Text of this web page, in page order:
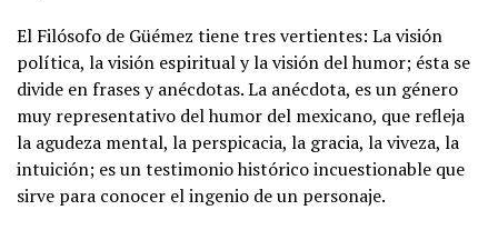
El Filósofo de Güémez tiene tres vertientes: La visión
política, la visión espiritual y la visión del humor; ésta se
divide en frases y anécdotas. La anécdota, es un género
muy representativo del humor del mexicano, que refleja
la agudeza mental, la perspicacia, la gracia, la viveza, la
intuición; es un testimonio histórico incuestionable que
sirve para conocer el ingenio de un personaje.